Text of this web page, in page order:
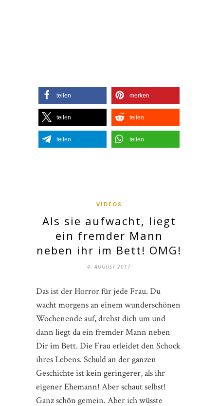
teilen merken
teilen teilen
teilen teilen
VIDEOS
Als sie aufwacht, liegt
ein fremder Mann
neben ihr im Bett! OMG!
4. AUGUST 2017
Das ist der Horror für jede Frau. Du
wacht morgens an einem wunderschönen
Wochenende auf, drehst dich um und
dann liegt da ein fremder Mann neben
Dir im Bett. Die Frau erleidet den Schock
ihres Lebens. Schuld an der ganzen
Geschichte ist kein geringerer, als ihr
eigener Ehemann! Aber schaut selbst!
Ganz schön gemein. Aber ich wüsste